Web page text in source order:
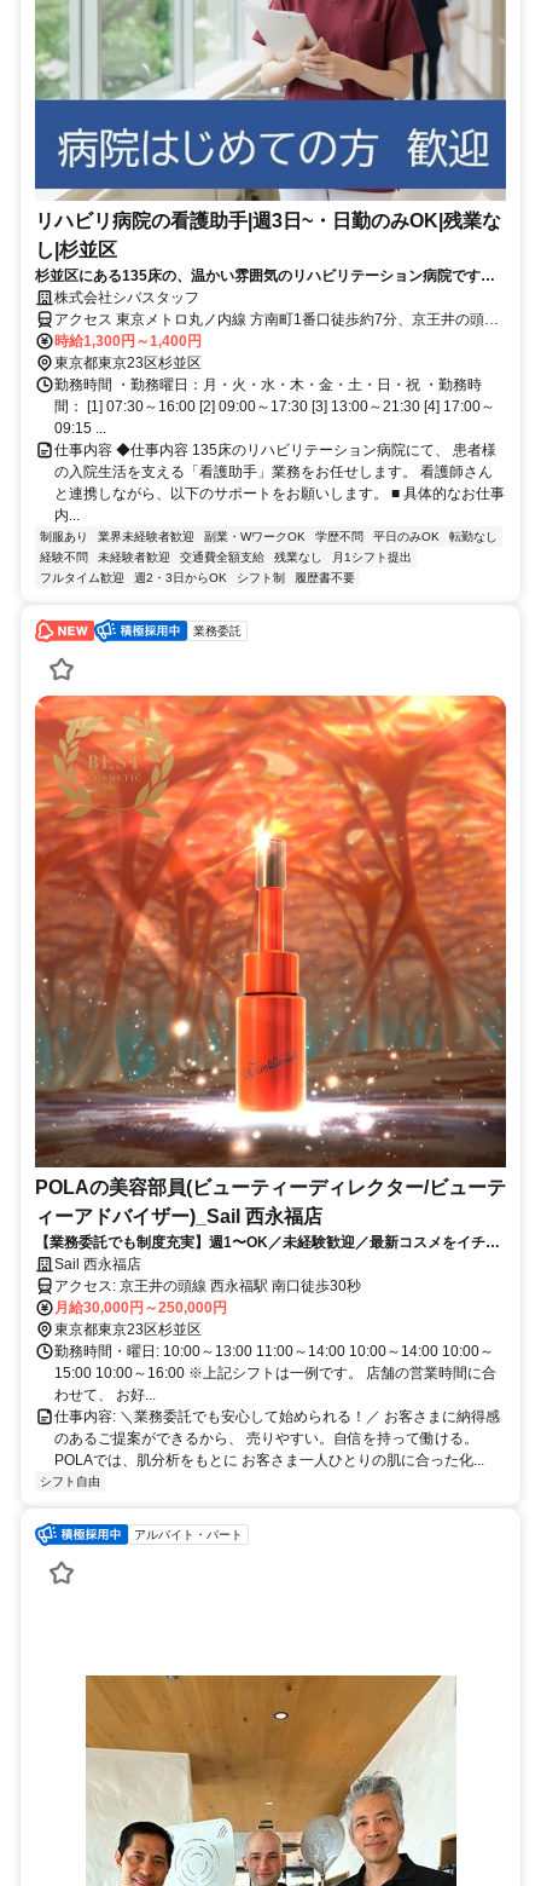
リハビリ病院の看護助手|週3日~・日勤のみOK|残業な
し|杉並区
杉並区にある135床の、温かい雰囲気のリハビリテーション病院です。
看護助手の仕事は、患者様が日常生活を取り戻し、退院していくまでの
道のりを一番近くで支える、とてもやりがいのある役割です。「医療の
知識がないから不安…」という方も大丈夫。未経験からスタートしたス
タッフがほとんどで、レクチャー体制も整っています。残業は原則な
く、週3日から無理なく働ける環境。夜勤のみ、日勤のみなど、働き方
も相談いただけます。家事や趣味と両立しながら、地域医療に貢献して
みませんか？
株式会社シバスタッフ
アクセス 東京メトロ丸ノ内線 方南町1番口徒歩約7分、京王井の頭線
永福町北口徒歩約16分、京王井の頭線 西永福北口徒歩約21分
時給1,300円～1,400円
東京都東京23区杉並区
勤務時間 ・勤務曜日：月・火・水・木・金・土・日・祝 ・勤務時
間： [1] 07:30～16:00 [2] 09:00～17:30 [3] 13:00～21:30 [4] 17:00～
09:15 ...
仕事内容 ◆仕事内容 135床のリハビリテーション病院にて、 患者様
の入院生活を支える「看護助手」業務をお任せします。 看護師さん
と連携しながら、以下のサポートをお願いします。 ■ 具体的なお仕事
内...
制服あり 業界未経験者歓迎 副業・WワークOK 学歴不問 平日のみOK
転勤なし
経験不問
未経験者歓迎 交通費全額支給 残業なし
月1シフト提出
フルタイム歓迎
週2・3日からOK シフト制 履歴書不要
業務委託
POLAの美容部員(ビューティーディレクター/ビューテ
ィーアドバイザー)_Sail 西永福店
【業務委託でも制度充実】週1〜OK／未経験歓迎／最新コスメをイチ早
くお試し♪お客様も自分もキレイに／Wワーク・副業
Sail 西永福店
アクセス: 京王井の頭線 西永福駅 南口徒歩30秒
月給30,000円～250,000円
東京都東京23区杉並区
勤務時間・曜日: 10:00～13:00 11:00～14:00 10:00～14:00 10:00～
15:00 10:00～16:00 ※上記シフトは一例です。 店舗の営業時間に合
わせて、 お好...
仕事内容: ＼業務委託でも安心して始められる！／ お客さまに納得感
のあるご提案ができるから、 売りやすい。自信を持って働ける。
POLAでは、肌分析をもとに お客さま一人ひとりの肌に合った化...
シフト自由
アルバイト・パート